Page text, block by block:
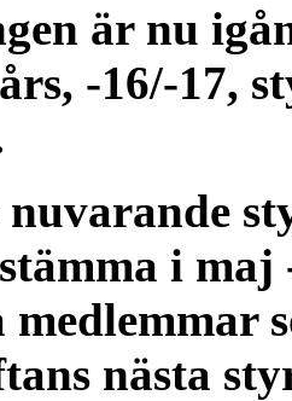
är nu
-16/-17,
i
medlemmar
nästa